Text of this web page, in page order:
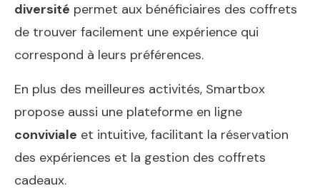
diversité permet aux bénéficiaires des coffrets
de trouver facilement une expérience qui
correspond à leurs préférences.
En plus des meilleures activités, Smartbox
propose aussi une plateforme en ligne
conviviale et intuitive, facilitant la réservation
des expériences et la gestion des coffrets
cadeaux.